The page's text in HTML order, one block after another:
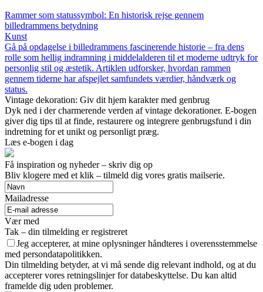
Rammer som statussymbol: En historisk rejse gennem
billedrammens betydning
Kunst
Gå på opdagelse i billedrammens fascinerende historie – fra dens
rolle som hellig indramning i middelalderen til et moderne udtryk for
personlig stil og æstetik. Artiklen udforsker, hvordan rammen
gennem tiderne har afspejlet samfundets værdier, håndværk og
status.
Vintage dekoration: Giv dit hjem karakter med genbrug
Dyk ned i der charmerende verden af vintage dekorationer. E-bogen
giver dig tips til at finde, restaurere og integrere genbrugsfund i din
indretning for et unikt og personligt præg.
Læs e-bogen i dag
Få inspiration og nyheder – skriv dig op
Bliv klogere med et klik – tilmeld dig vores gratis mailserie.
Mailadresse
Vær med
Tak – din tilmelding er registreret
Jeg accepterer, at mine oplysninger håndteres i overensstemmelse
med persondatapolitikken.
Din tilmelding betyder, at vi må sende dig relevant indhold, og at du
accepterer vores retningslinjer for databeskyttelse. Du kan altid
framelde dig uden problemer.